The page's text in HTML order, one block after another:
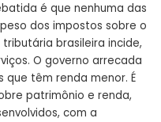
é que nenhuma das
dos impostos sobre o
brasileira incide,
O governo arrecada
têm renda menor. É
patrimônio e renda,
com a